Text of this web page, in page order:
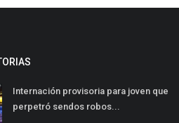
Internación provisoria para joven que
perpetró sendos robos...